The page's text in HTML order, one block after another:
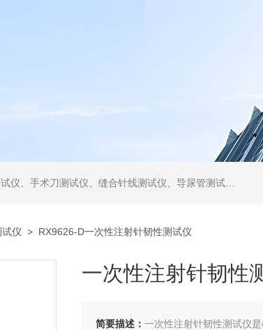
尿管测试仪、医用镊钳测试仪、导引管导丝测试仪、针灸针测试仪、留置针测试仪
仪 > RX9626-D一次性注射针韧性测试仪
一次性注射针韧性
简要描述： 一次性注射针韧性测试仪